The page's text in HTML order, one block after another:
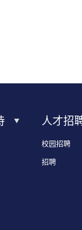
人才招
校园招聘
招聘